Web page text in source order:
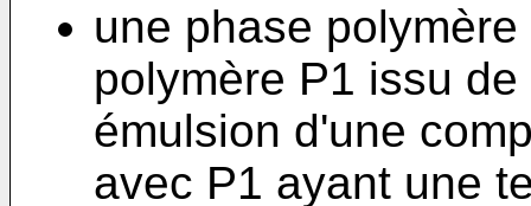
une phase
polymère P1 issu
émulsion d'une
avec P1 ayant une